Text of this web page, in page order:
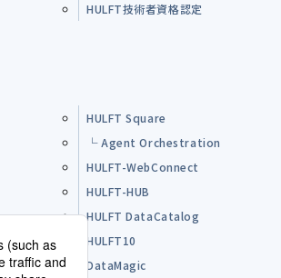
HULFT技術者資格認定
HULFT Square
└ Agent Orchestration
HULFT-WebConnect
HULFT-HUB
HULFT DataCatalog
HULFT10
DataMagic